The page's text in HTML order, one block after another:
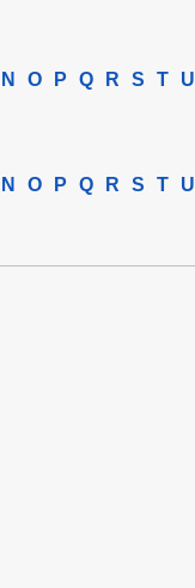
N O P Q R S T U
N O P Q R S T U